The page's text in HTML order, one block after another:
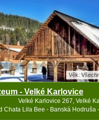
Věk:
- Velké Karlovice
Velké Karlovice 267, Velké
Chata Lila Bee - Banská Hodruša